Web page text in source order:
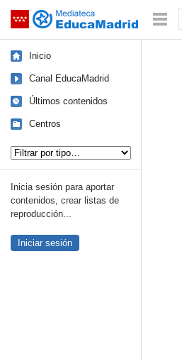
Saltar navegación
Inicio
Canal EducaMadrid
Últimos contenidos
Centros
Inicia sesión para aportar
contenidos, crear listas de
reproducción...
Iniciar sesión